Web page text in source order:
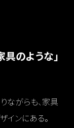
具のような」
ながらも、家具
インにある。